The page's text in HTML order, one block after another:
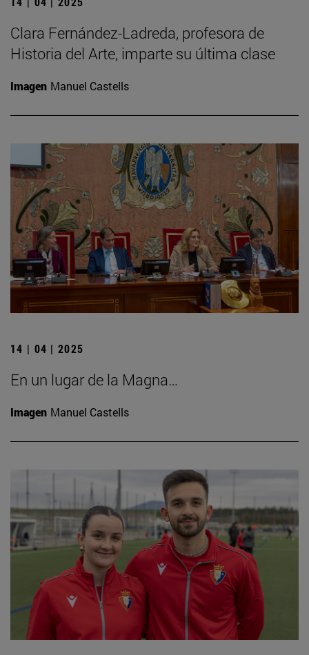
Clara Fernández-Ladreda, profesora de
Historia del Arte, imparte su última clase
Imagen Manuel Castells
14 | 04 | 2025
En un lugar de la Magna…
Imagen Manuel Castells